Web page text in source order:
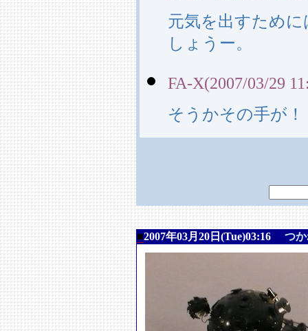
元気を出すため
しょうー。
FA-X(2007/03/29
そうかその手が
■2007年03月20日(Tue)03:16 つ